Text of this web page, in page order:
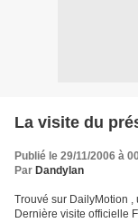
La visite du
Publié le 29/11/2006 à
Par Dandylan
Trouvé sur DailyMotion
Dernière visite officielle